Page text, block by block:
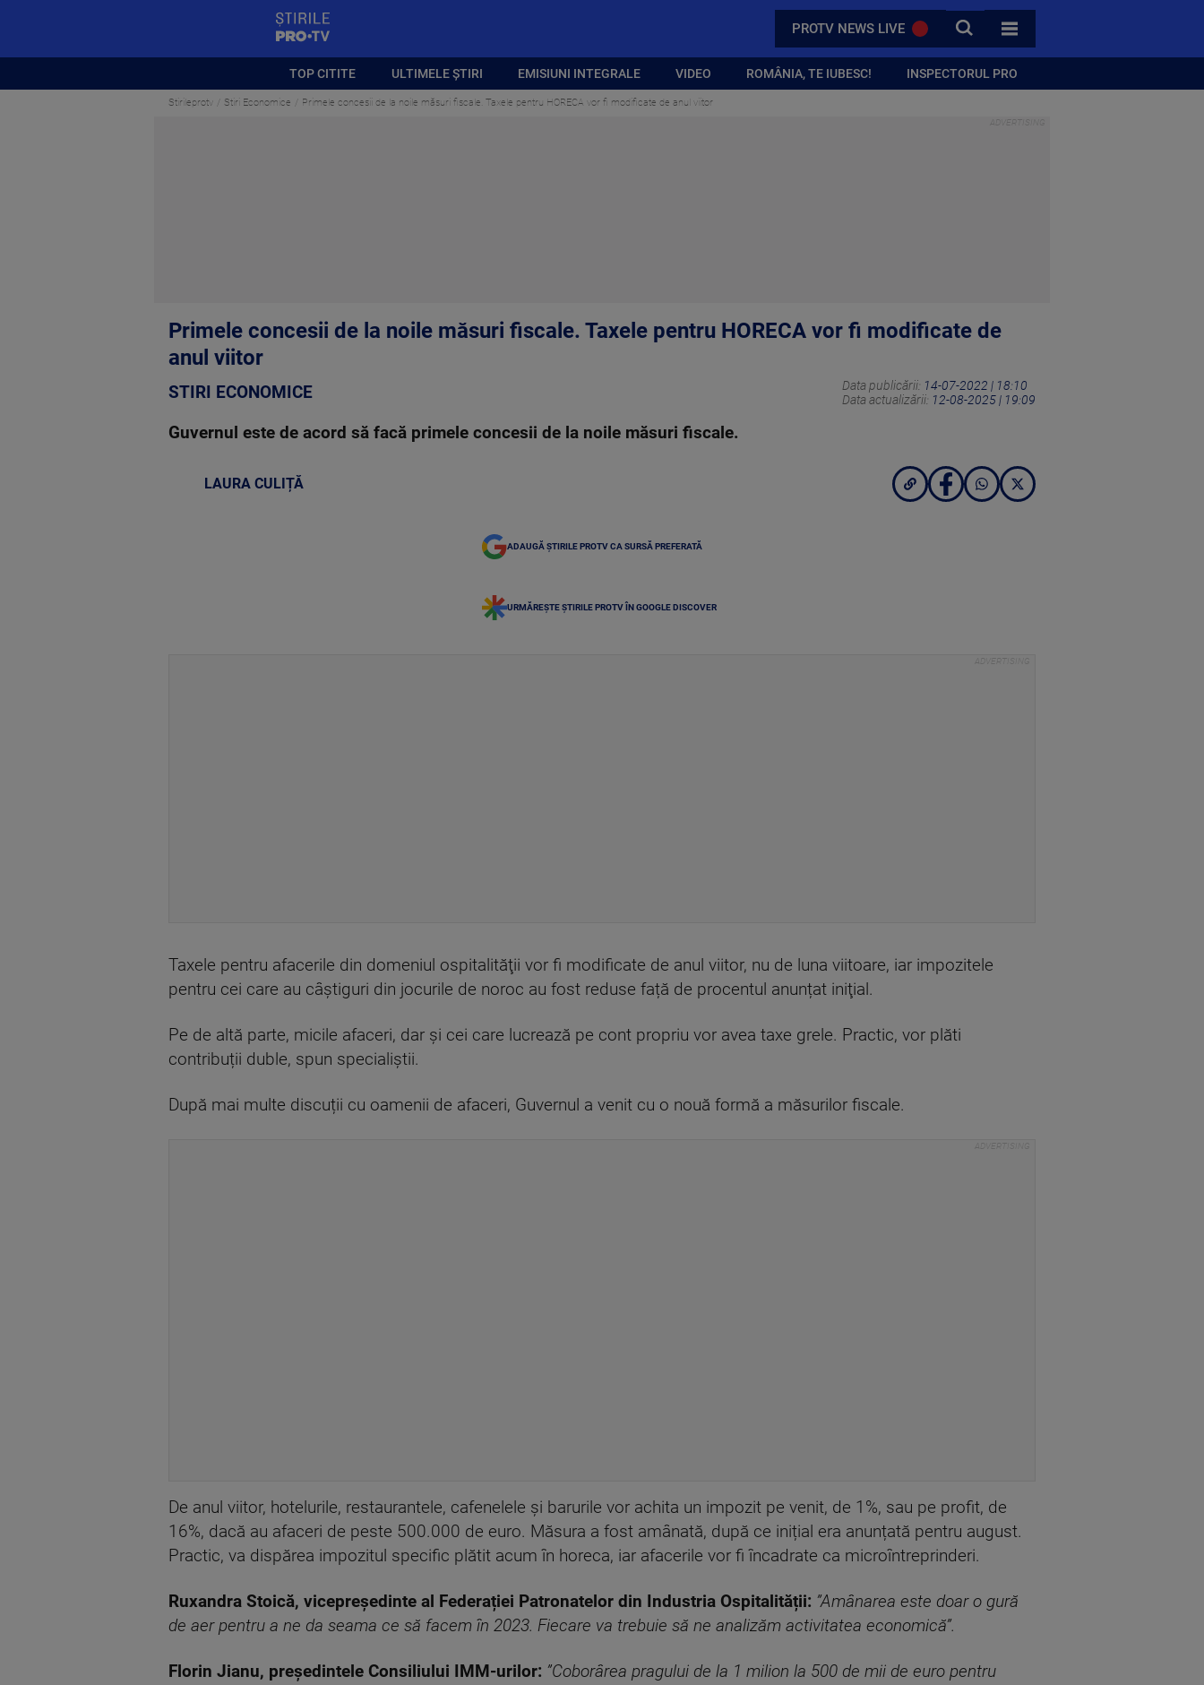
PROTV NEWS LIVE CAUTA
TOATE CATEGORIILE
TOP CITITE ULTIMELE ȘTIRI EMISIUNI INTEGRALE VIDEO ROMÂNIA, TE IUBESC! INSPECTORUL PRO
Stirileprotv Stiri Economice Primele concesii de la noile măsuri fiscale. Taxele pentru HORECA vor fi modificate de anul viitor
Primele concesii de la noile măsuri fiscale. Taxele pentru HORECA vor fi modificate de
anul viitor
STIRI ECONOMICE Data publicării: 14-07-2022 | 18:10
Data actualizării: 12-08-2025 | 19:09
Guvernul este de acord să facă primele concesii de la noile măsuri fiscale.
LAURA CULIȚĂ
ADAUGĂ ȘTIRILE PROTV CA SURSĂ PREFERATĂ
URMĂREȘTE ȘTIRILE PROTV ÎN GOOGLE DISCOVER
Taxele pentru afacerile din domeniul ospitalităţii vor fi modificate de anul viitor, nu de luna viitoare, iar impozitele
pentru cei care au câștiguri din jocurile de noroc au fost reduse față de procentul anunțat iniţial.
Pe de altă parte, micile afaceri, dar și cei care lucrează pe cont propriu vor avea taxe grele. Practic, vor plăti
contribuții duble, spun specialiștii.
După mai multe discuții cu oamenii de afaceri, Guvernul a venit cu o nouă formă a măsurilor fiscale.
De anul viitor, hotelurile, restaurantele, cafenelele și barurile vor achita un impozit pe venit, de 1%, sau pe profit, de
16%, dacă au afaceri de peste 500.000 de euro. Măsura a fost amânată, după ce inițial era anunțată pentru august.
Practic, va dispărea impozitul specific plătit acum în horeca, iar afacerile vor fi încadrate ca microîntreprinderi.
Ruxandra Stoică, vicepreședinte al Federației Patronatelor din Industria Ospitalității: ”Amânarea este doar o gură
de aer pentru a ne da seama ce să facem în 2023. Fiecare va trebuie să ne analizăm activitatea economică”.
Florin Jianu, președintele Consiliului IMM-urilor: ”Coborârea pragului de la 1 milion la 500 de mii de euro pentru